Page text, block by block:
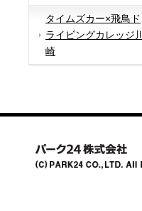
タイムズカー×飛鳥ド
ライビングカレッジ川
崎